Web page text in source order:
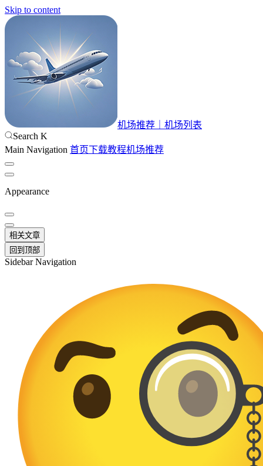
Skip to content
机场推荐｜机场列表
Search K
Main Navigation 首页下载教程机场推荐
Appearance
相关文章
回到顶部
Sidebar Navigation